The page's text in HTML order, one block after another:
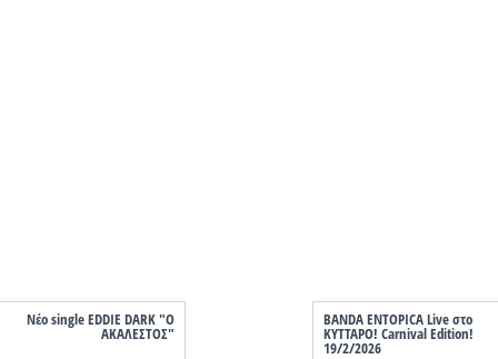
Νέο single EDDIE DARK "Ο
ΑΚΑΛΕΣΤΟΣ"
BANDA ENTOPICA Live στο
ΚΥΤΤΑΡΟ! Carnival Edition!
19/2/2026